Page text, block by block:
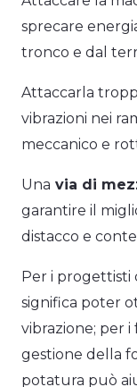
sprecare
tronco e dal
Attaccarla
vibrazioni nei
meccanico e
Una via di
garantire il
distacco e
Per i progettisti
significa poter
vibrazione; per
gestione della
potatura può